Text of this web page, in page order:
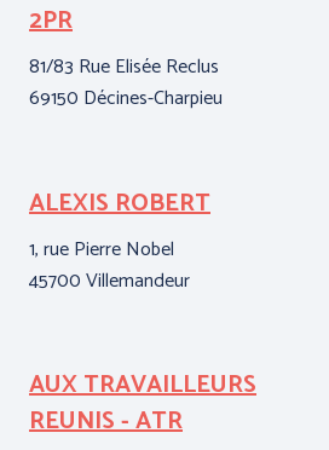
2PR
81/83 Rue Elisée Reclus
69150 Décines-Charpieu
ALEXIS ROBERT
1, rue Pierre Nobel
45700 Villemandeur
AUX TRAVAILLEURS
REUNIS - ATR